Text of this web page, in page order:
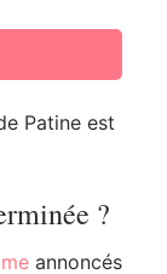
Patine est
?
annoncés